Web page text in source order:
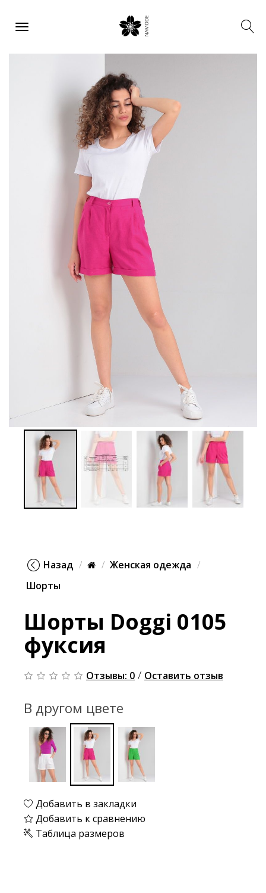
Назад
Женская одежда
Шорты
Шорты Doggi 0105
фуксия
Отзывы: 0 / Оставить отзыв
В другом цвете
Добавить в закладки
Добавить к сравнению
Таблица размеров